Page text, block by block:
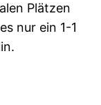
Plätzen
nur ein 1-1